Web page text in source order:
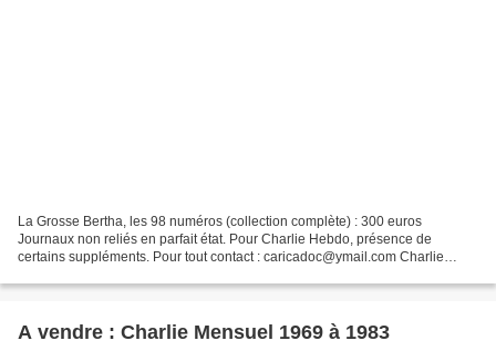
La Grosse Bertha, les 98 numéros (collection complète) : 300 euros
Journaux non reliés en parfait état. Pour Charlie Hebdo, présence de
certains suppléments. Pour tout contact : caricadoc@ymail.com Charlie
A vendre : Charlie Mensuel 1969 à 1983